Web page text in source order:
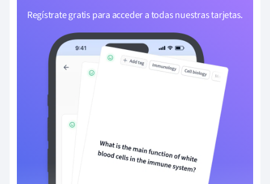
Regístrate gratis para acceder a todas nuestras tarjetas.